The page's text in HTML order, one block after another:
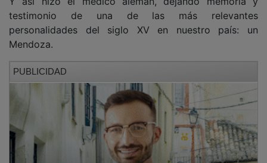
testimonio de una de las más relevantes
personalidades del siglo XV en nuestro país: un
Mendoza.